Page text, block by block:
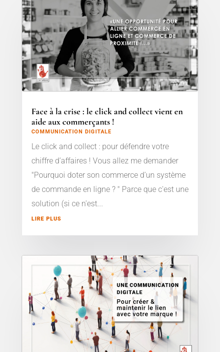
Face à la crise : le click and collect vient en
aide aux commerçants !
COMMUNICATION DIGITALE
Le click and collect : pour défendre votre
chiffre d’affaires ! Vous allez me demander
"Pourquoi doter son commerce d’un système
de commande en ligne ? " Parce que c'est une
solution (si ce n'est...
LIRE PLUS